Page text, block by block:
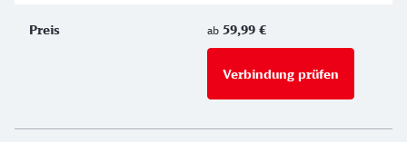
ab 59,99 €
Verbindung prüfen